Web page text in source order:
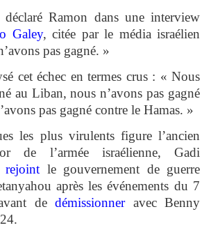
Ramon dans une interview
Galey, citée par le média israélien
pas gagné. »
cet échec en termes crus : « Nous
au Liban, nous n’avons pas gagné
pas gagné contre le Hamas. »
les plus virulents figure l’ancien
de l’armée israélienne, Gadi
rejoint le gouvernement de guerre
après les événements du 7
de démissionneravec Benny